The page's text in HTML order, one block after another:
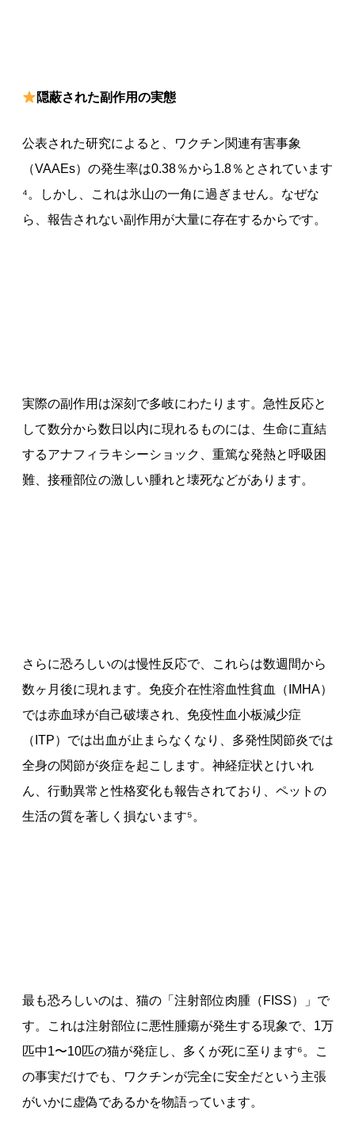
隠蔽された副作用の実態
公表された研究によると、ワクチン関連有害事象
（VAAEs）の発生率は0.38％から1.8％とされています
⁴。しかし、これは氷山の一角に過ぎません。なぜな
ら、報告されない副作用が大量に存在するからです。
実際の副作用は深刻で多岐にわたります。急性反応と
して数分から数日以内に現れるものには、生命に直結
するアナフィラキシーショック、重篤な発熱と呼吸困
難、接種部位の激しい腫れと壊死などがあります。
さらに恐ろしいのは慢性反応で、これらは数週間から
数ヶ月後に現れます。免疫介在性溶血性貧血（IMHA）
では赤血球が自己破壊され、免疫性血小板減少症
（ITP）では出血が止まらなくなり、多発性関節炎では
全身の関節が炎症を起こします。神経症状とけいれ
ん、行動異常と性格変化も報告されており、ペットの
生活の質を著しく損ないます⁵。
最も恐ろしいのは、猫の「注射部位肉腫（FISS）」で
す。これは注射部位に悪性腫瘍が発生する現象で、1万
匹中1〜10匹の猫が発症し、多くが死に至ります⁶。こ
の事実だけでも、ワクチンが完全に安全だという主張
がいかに虚偽であるかを物語っています。